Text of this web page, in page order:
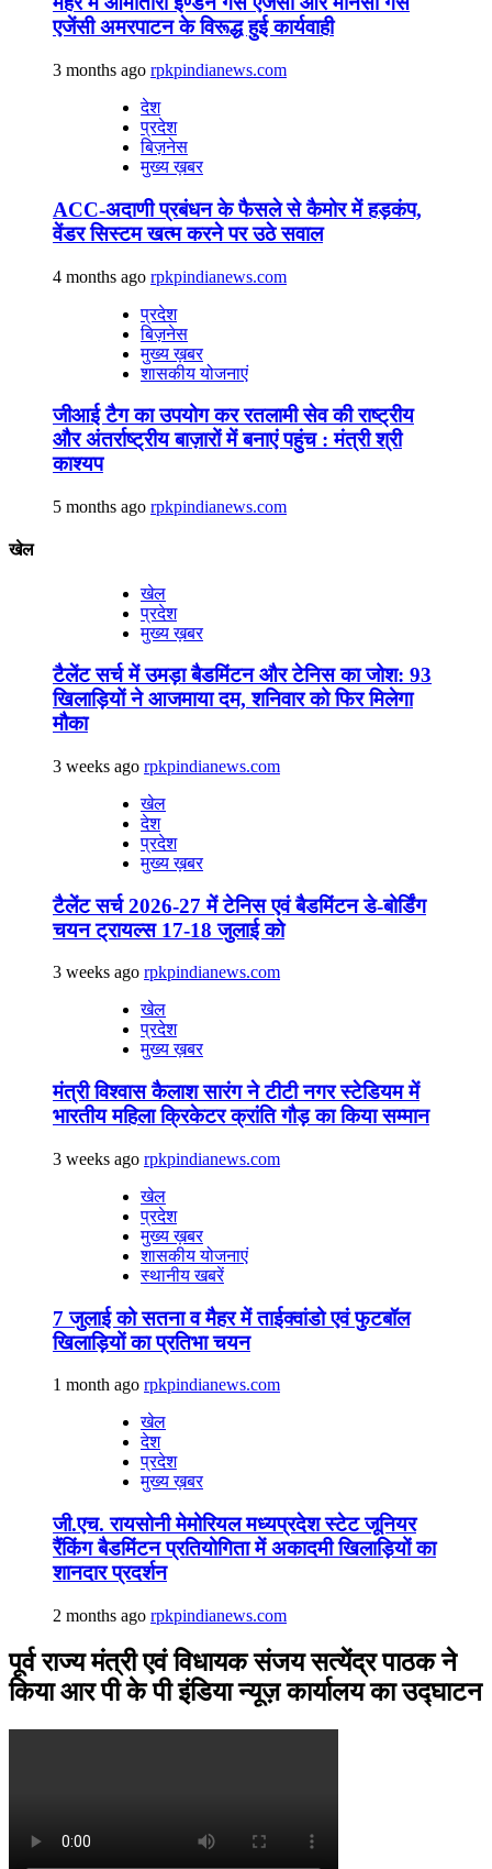
एजेंसी अमरपाटन के विरूद्ध हुई कार्यवाही
3 months ago rpkpindianews.com
देश
प्रदेश
बिज़नेस
मुख्य ख़बर
ACC-अदाणी प्रबंधन के फैसले से कैमोर में हड़कंप,
वेंडर सिस्टम खत्म करने पर उठे सवाल
4 months ago rpkpindianews.com
प्रदेश
बिज़नेस
मुख्य ख़बर
शासकीय योजनाएं
जीआई टैग का उपयोग कर रतलामी सेव की राष्ट्रीय
और अंतर्राष्ट्रीय बाज़ारों में बनाएं पहुंच : मंत्री श्री
काश्यप
5 months ago rpkpindianews.com
खेल
खेल
प्रदेश
मुख्य ख़बर
टैलेंट सर्च में उमड़ा बैडमिंटन और टेनिस का जोश: 93
खिलाड़ियों ने आजमाया दम, शनिवार को फिर मिलेगा
मौका
3 weeks ago rpkpindianews.com
खेल
देश
प्रदेश
मुख्य ख़बर
टैलेंट सर्च 2026-27 में टेनिस एवं बैडमिंटन डे-बोर्डिंग
चयन ट्रायल्स 17-18 जुलाई को
3 weeks ago rpkpindianews.com
खेल
प्रदेश
मुख्य ख़बर
मंत्री विश्वास कैलाश सारंग ने टीटी नगर स्टेडियम में
भारतीय महिला क्रिकेटर क्रांति गौड़ का किया सम्मान
3 weeks ago rpkpindianews.com
खेल
प्रदेश
मुख्य ख़बर
शासकीय योजनाएं
स्थानीय खबरें
7 जुलाई को सतना व मैहर में ताईक्वांडो एवं फुटबॉल
खिलाड़ियों का प्रतिभा चयन
1 month ago rpkpindianews.com
खेल
देश
प्रदेश
मुख्य ख़बर
जी.एच. रायसोनी मेमोरियल मध्यप्रदेश स्टेट जूनियर
रैंकिंग बैडमिंटन प्रतियोगिता में अकादमी खिलाड़ियों का
शानदार प्रदर्शन
2 months ago rpkpindianews.com
पूर्व राज्य मंत्री एवं विधायक संजय सत्येंद्र पाठक ने
किया आर पी के पी इंडिया न्यूज़ कार्यालय का उद्घाटन